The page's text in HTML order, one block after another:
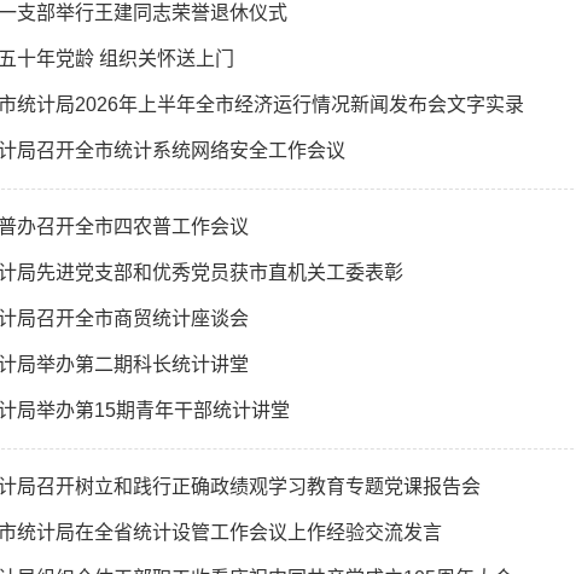
支部举行王建同志荣誉退休仪式
十年党龄 组织关怀送上门
统计局2026年上半年全市经济运行情况新闻发布会文字实录
局召开全市统计系统网络安全工作会议
办召开全市四农普工作会议
局先进党支部和优秀党员获市直机关工委表彰
局召开全市商贸统计座谈会
局举办第二期科长统计讲堂
局举办第15期青年干部统计讲堂
局召开树立和践行正确政绩观学习教育专题党课报告会
统计局在全省统计设管工作会议上作经验交流发言